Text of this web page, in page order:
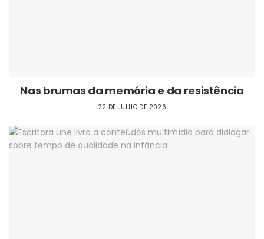
Nas brumas da memória e da resistência
22 DE JULHO DE 2026